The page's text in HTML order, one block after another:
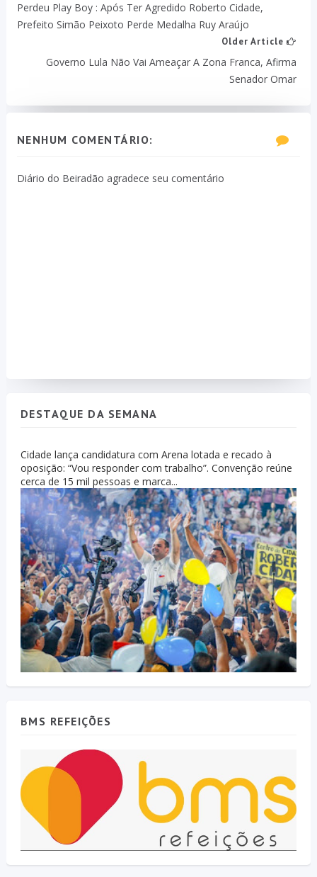
Perdeu Play Boy : Após Ter Agredido Roberto Cidade,
Prefeito Simão Peixoto Perde Medalha Ruy Araújo
Older Article
Governo Lula Não Vai Ameaçar A Zona Franca, Afirma
Senador Omar
NENHUM COMENTÁRIO:
Diário do Beiradão agradece seu comentário
DESTAQUE DA SEMANA
Cidade lança candidatura com Arena lotada e recado à
oposição: “Vou responder com trabalho”. Convenção reúne
cerca de 15 mil pessoas e marca...
BMS REFEIÇÕES